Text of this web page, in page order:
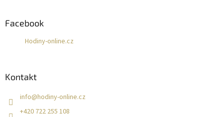
Facebook
Hodiny-online.cz
Kontakt
info@hodiny-online.cz
+420 722 255 108